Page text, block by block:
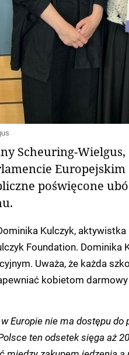
Scheuring-
Europejskim
poświęcone
Kulczyk,
Foundation. Dominika
Uważa, że każda
kobietom
Europie nie ma dostępu
ten odsetek sięga aż